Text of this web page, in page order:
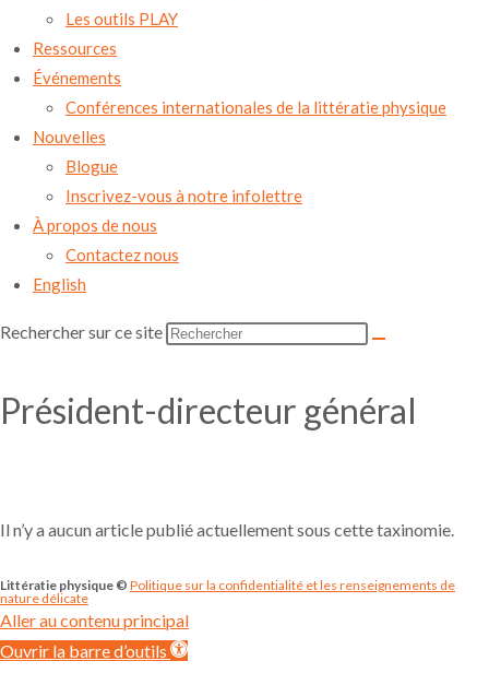
Les outils PLAY
Ressources
Événements
Conférences internationales de la littératie physique
Nouvelles
Blogue
Inscrivez-vous à notre infolettre
À propos de nous
Contactez nous
English
Rechercher sur ce site
Président-directeur général
Il n’y a aucun article publié actuellement sous cette taxinomie.
Littératie physique © Politique sur la confidentialité et les renseignements de
nature délicate
Aller au contenu principal
Ouvrir la barre d’outils